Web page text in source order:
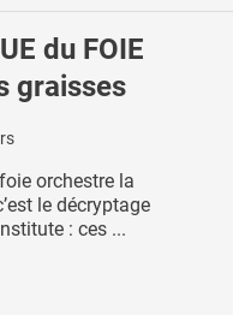
du FOIE
graisses
orchestre la
le décryptage
: ces ...